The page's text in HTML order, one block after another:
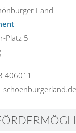
Land
Platz 5
406011
schoenburgerland.de